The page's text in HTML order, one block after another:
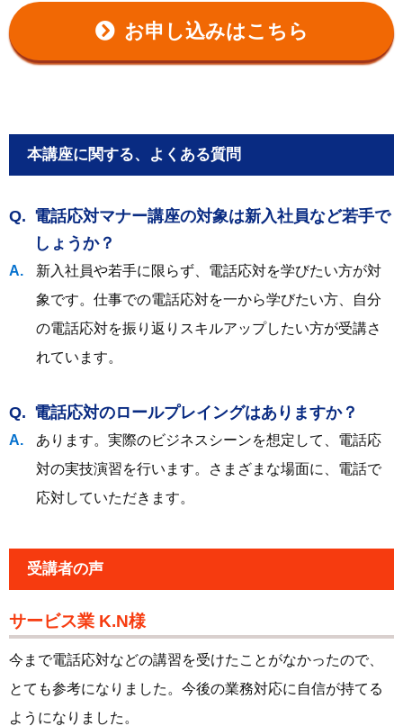
お申し込みはこちら
本講座に関する、よくある質問
電話応対マナー講座の対象は新入社員など若手で
しょうか？
新入社員や若手に限らず、電話応対を学びたい方が対
象です。仕事での電話応対を一から学びたい方、自分
の電話応対を振り返りスキルアップしたい方が受講さ
れています。
電話応対のロールプレイングはありますか？
あります。実際のビジネスシーンを想定して、電話応
対の実技演習を行います。さまざまな場面に、電話で
応対していただきます。
受講者の声
サービス業 K.N様
今まで電話応対などの講習を受けたことがなかったので、
とても参考になりました。今後の業務対応に自信が持てる
ようになりました。